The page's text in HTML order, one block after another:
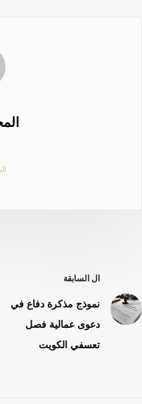
ال السابقة
نموذج مذكرة دفاع في
دعوى عمالية فصل
تعسفي الكويت